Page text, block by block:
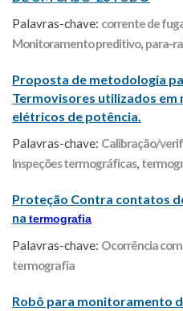
Palavras-chave: corrente de
Monitoramento preditivo, para-
Proposta de metodologia
Termovisores utilizados em
elétricos de potência.
Palavras-chave: Calibração/
Inspeções termográficas,
Proteção Contra contatos
na termografia
Palavras-chave: Ocorrência
termografia
Robô para monitoramento